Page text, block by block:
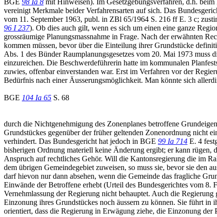
BGE 98 Ia 8 mit Hinweisen). Im Gesetzgebungsverfahren, d.h.
vereinigt Merkmale beider Verfahrensarten auf sich. Das
vom 11. September 1963, publ. in ZBl 65/1964 S. 216 ff E. 3 c;
96 I 237). Ob dies auch gilt, wenn es sich um einen eine ganze
grossräumige Planungsmassnahme in Frage. Nach der erwähnten
kommen müssen, bevor über die Einteilung ihrer Grundstücke
Abs. 1 des Bünder Raumplanungsgesetzes vom 20. Mai 1973
einzureichen. Die Beschwerdeführerin hatte im kommunalen
zuwies, offenbar einverstanden war. Erst im Verfahren vor der
Bedürfnis nach einer Äusserungsmöglichkeit. Man könnte sich
BGE 104 Ia 65 S. 68
durch die Nichtgenehmigung des Zonenplanes betroffene
Grundstückes gegenüber der früher geltenden Zonenordnung nicht
verhindert. Das Bundesgericht hat jedoch in BGE 99 Ia 714 E. 4
bisherigen Ordnung materiell keine Änderung ergibt; er kann rügen,
Anspruch auf rechtliches Gehör. Will die Kantonsregierung die im
dem übrigen Gemeindegebiet zuweisen, so muss sie, bevor sie den
darf hievon nur dann absehen, wenn die Gemeinde das fragliche
Einwände der Betroffene erhebt (Urteil des Bundesgerichtes vom 8.
Vernehmlassung der Regierung nicht behauptet. Auch die
Einzonung ihres Grundstückes noch äussern zu können. Sie führt in
orientiert, dass die Regierung in Erwägung ziehe, die Einzonung